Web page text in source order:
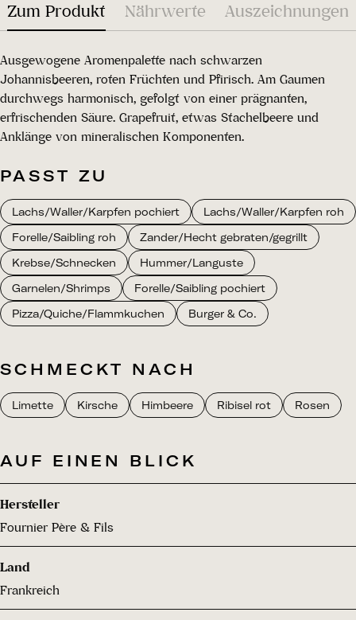
Zum Produkt Nährwerte Auszeichnungen
Ausgewogene Aromenpalette nach schwarzen
Johannisbeeren, roten Früchten und Pfirisch. Am Gaumen
durchwegs harmonisch, gefolgt von einer prägnanten,
erfrischenden Säure. Grapefruit, etwas Stachelbeere und
Anklänge von mineralischen Komponenten.
PASST ZU
Lachs/Waller/Karpfen pochiert
Lachs/Waller/Karpfen roh
Forelle/Saibling roh
Zander/Hecht gebraten/gegrillt
Krebse/Schnecken
Hummer/Languste
Garnelen/Shrimps
Forelle/Saibling pochiert
Pizza/Quiche/Flammkuchen
Burger & Co.
SCHMECKT NACH
Limette Kirsche Himbeere Ribisel rot Rosen
AUF EINEN BLICK
Hersteller
Fournier Père & Fils
Land
Frankreich